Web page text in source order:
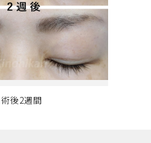
術後2週間